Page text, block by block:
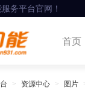
务平台官网！
首页
资源中心 图片